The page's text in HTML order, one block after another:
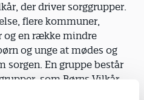
der driver sorggrupper.
flere kommuner,
og en række mindre
og unge at mødes og
sorgen. En gruppe består
som Børns Vilkår
timer en gang hver